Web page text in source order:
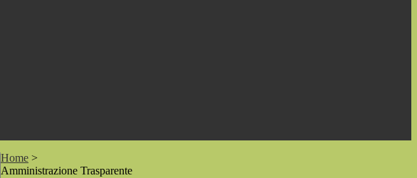
Home >
Amministrazione Trasparente